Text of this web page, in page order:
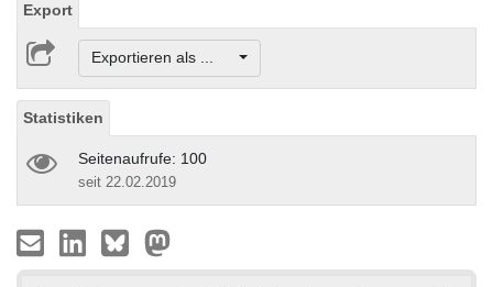
Export
Exportieren als ...
Statistiken
Seitenaufrufe: 100
seit 22.02.2019